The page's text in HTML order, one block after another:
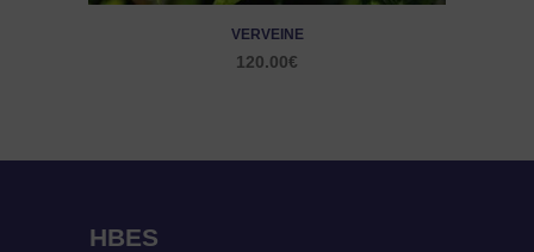
VERVEINE
120.00€
HBES